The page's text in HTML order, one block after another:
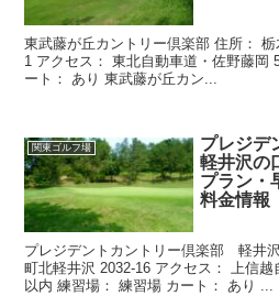
東武藤が丘カントリー倶楽部 住所：
1 アクセス： 東北自動車道・佐野藤岡
ート： あり 東武藤が丘カン...
関東ゴルフ場
プレジデ
軽井沢の
プラン・
料金情報
プレジデントカントリー倶楽部 軽井
町北軽井沢 2032-16 アクセス： 上信
以内 練習場： 練習場 カート： あり ...